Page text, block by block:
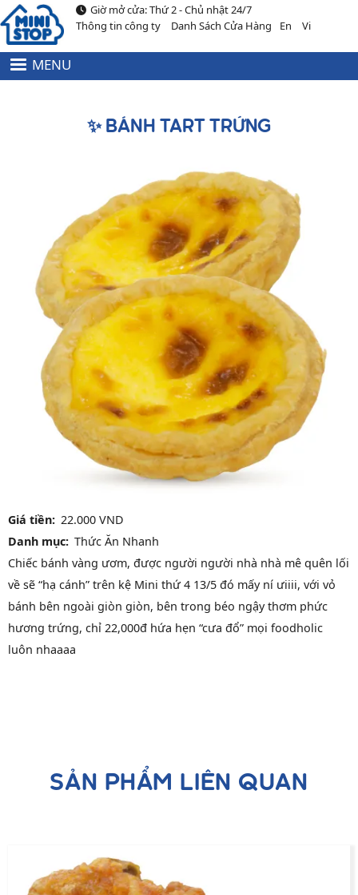
Nhảy đến nội dungGiờ mở cửa: Thứ 2 - Chủ nhật 24/7
Thông tin công ty Danh Sách Cửa Hàng En Vi
MENU
✨ BÁNH TART TRỨNG
Giá tiền 22.000 VND
Danh mục Thức Ăn Nhanh
Chiếc bánh vàng ươm, được người người nhà nhà mê quên lối
về sẽ “hạ cánh” trên kệ Mini thứ 4 13/5 đó mấy ní ưiiii, với vỏ
bánh bên ngoài giòn giòn, bên trong béo ngậy thơm phức
hương trứng, chỉ 22,000đ hứa hẹn “cưa đổ” mọi foodholic
luôn nhaaaa
SẢN PHẨM LIÊN QUAN